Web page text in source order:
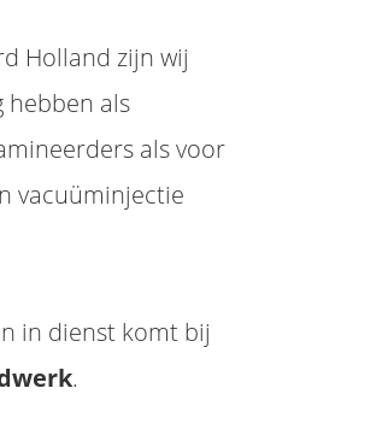
Holland zijn wij
hebben als
als voor
vacuüminjectie
in dienst komt bij
.